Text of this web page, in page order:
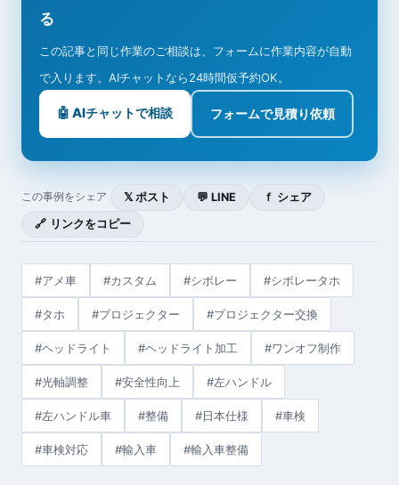
る
この記事と同じ作業のご相談は、フォームに作業内容が自動
で入ります。AIチャットなら24時間仮予約OK。
🤖 AIチャットで相談 フォームで見積り依頼
この事例をシェア 𝕏 ポスト 💬 LINE
ｆ シェア
🔗 リンクをコピー
#アメ車 #カスタム #シボレー #シボレータホ
#タホ #プロジェクター #プロジェクター交換
#ヘッドライト #ヘッドライト加工 #ワンオフ制作
#光軸調整 #安全性向上 #左ハンドル
#左ハンドル車 #整備 #日本仕様 #車検
#車検対応 #輸入車 #輸入車整備